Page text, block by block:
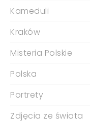
Kameduli
Kraków
Misteria Polskie
Polska
Portrety
Zdjęcia ze świata